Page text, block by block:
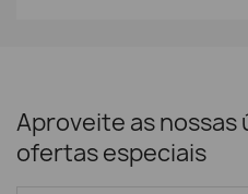
Aproveite as nossas
ofertas especiais